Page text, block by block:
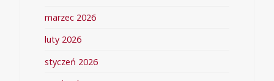
marzec 2026
luty 2026
styczeń 2026